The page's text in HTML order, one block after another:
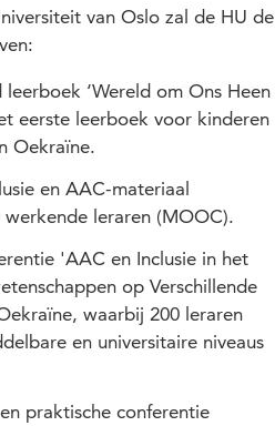
van Oslo zal de HU de
‘Wereld om Ons Heen
eerste leerboek voor kinderen
Oekraïne.
en AAC-materiaal
leraren (MOOC).
'AAC en Inclusie in het
op Verschillende
waarbij 200 leraren
en universitaire niveaus
praktische conferentie